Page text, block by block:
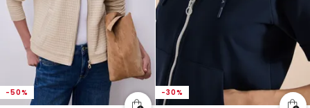
-50% -30%